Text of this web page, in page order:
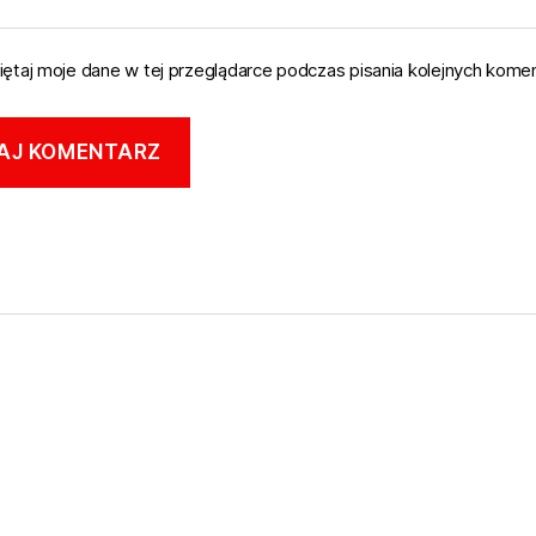
moje dane w tej przeglądarce podczas pisania kolejnych